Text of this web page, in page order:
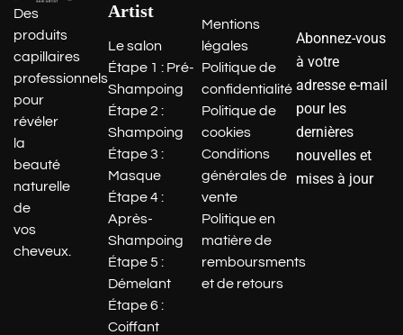
Des
produits
capillaires
professionnels
pour
révéler
la
beauté
naturelle
de
vos
cheveux.
Artist
Le salon
Étape 1 : Pré-
Shampoing
Étape 2 :
Shampoing
Étape 3 :
Masque
Étape 4 :
Après-
Shampoing
Étape 5 :
Démelant
Étape 6 :
Coiffant
Mentions
légales
Politique de
confidentialité
Politique de
cookies
Conditions
générales de
vente
Politique en
matière de
remboursments
et de retours
Abonnez-vous
à votre
adresse e-mail
pour les
dernières
nouvelles et
mises à jour